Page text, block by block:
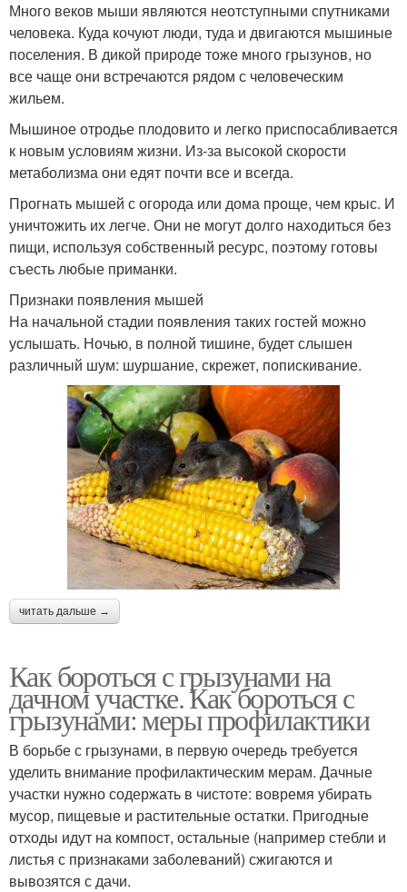
Много веков мыши являются неотступными спутниками
человека. Куда кочуют люди, туда и двигаются мышиные
поселения. В дикой природе тоже много грызунов, но
все чаще они встречаются рядом с человеческим
жильем.
Мышиное отродье плодовито и легко приспосабливается
к новым условиям жизни. Из-за высокой скорости
метаболизма они едят почти все и всегда.
Прогнать мышей с огорода или дома проще, чем крыс. И
уничтожить их легче. Они не могут долго находиться без
пищи, используя собственный ресурс, поэтому готовы
съесть любые приманки.
Признаки появления мышей
На начальной стадии появления таких гостей можно
услышать. Ночью, в полной тишине, будет слышен
различный шум: шуршание, скрежет, попискивание.
читать дальше →
Как бороться с грызунами на
дачном участке. Как бороться с
грызунами: меры профилактики
В борьбе с грызунами, в первую очередь требуется
уделить внимание профилактическим мерам. Дачные
участки нужно содержать в чистоте: вовремя убирать
мусор, пищевые и растительные остатки. Пригодные
отходы идут на компост, остальные (например стебли и
листья с признаками заболеваний) сжигаются и
вывозятся с дачи.